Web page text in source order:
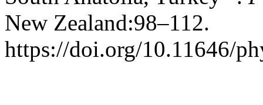
New Zealand:98–112.
https://doi.org/10.11646/